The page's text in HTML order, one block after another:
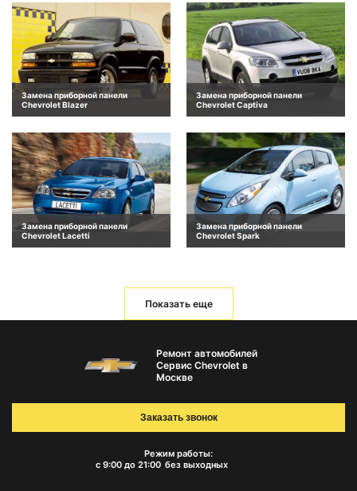
Замена приборной панели
Chevrolet Blazer
Замена приборной панели
Chevrolet Captiva
Замена приборной панели
Chevrolet Lacetti
Замена приборной панели
Chevrolet Spark
Показать еще
Ремонт автомобилей
Сервис Chevrolet в
Москве
Режим работы:
с 9:00 до 21:00 без выходных
Заказать звонок